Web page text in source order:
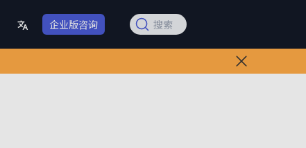
企业版咨询 搜索